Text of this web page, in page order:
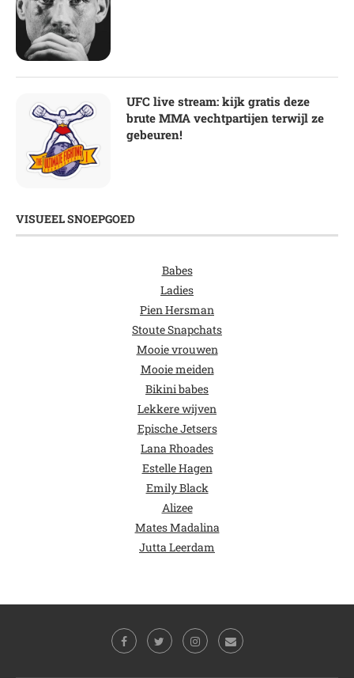
UFC live stream: kijk gratis deze
brute MMA vechtpartijen terwijl ze
gebeuren!
VISUEEL SNOEPGOED
Babes
Ladies
Pien Hersman
Stoute Snapchats
Mooie vrouwen
Mooie meiden
Bikini babes
Lekkere wijven
Epische Jetsers
Lana Rhoades
Estelle Hagen
Emily Black
Alizee
Mates Madalina
Jutta Leerdam